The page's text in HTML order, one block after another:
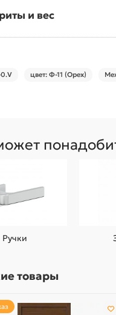
и вес
цвет: Ф-11 (Орех)
Ручки
товары